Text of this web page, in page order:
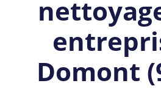
Domont